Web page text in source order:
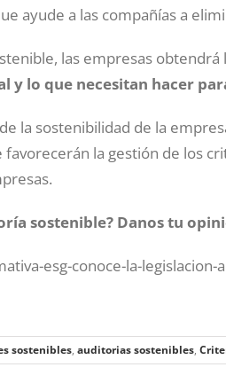
ayude a las compañías a
las empresas
y lo que necesitan hacer
la sostenibilidad de la
la gestión de los
sostenible? Danos tu
esg-conoce-la-legislacion-
sostenibles, auditorias sostenibles,